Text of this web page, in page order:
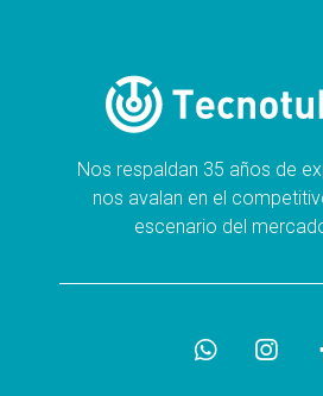
Nos respaldan 35 años de
nos avalan en el
escenario del